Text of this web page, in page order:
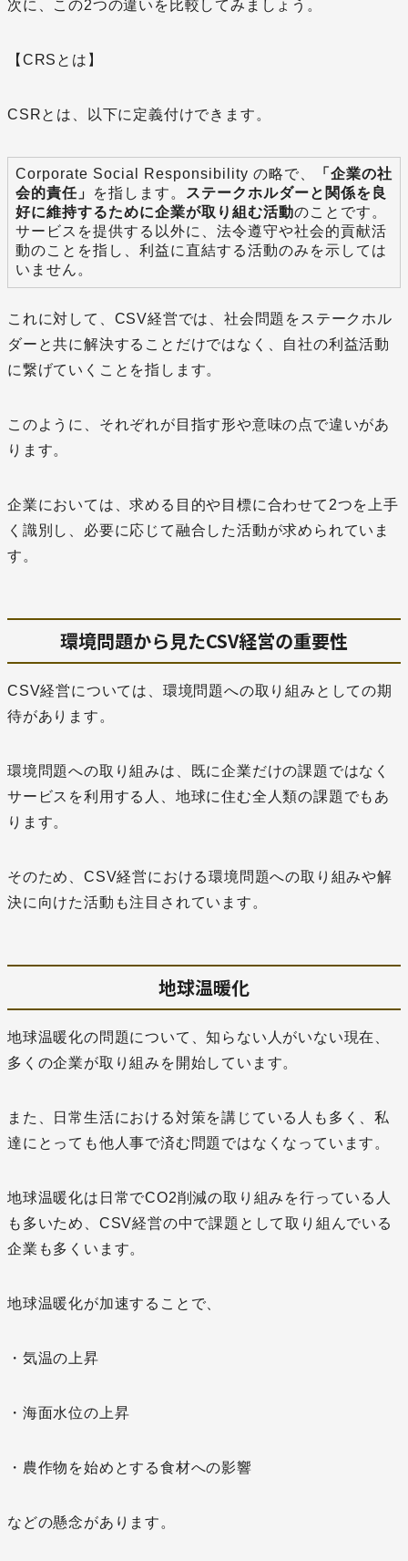
次に、この2つの違いを比較してみましょう。
【CRSとは】
CSRとは、以下に定義付けできます。
Corporate Social Responsibility の略で、
「企業の社
会的責任」
を指します。
ステークホルダーと関係を良
好に維持するために企業が取り組む活動のことです。
サービスを提供する以外に、法令遵守や社会的貢献活
動のことを指し、利益に直結する活動のみを示しては
いません。
これに対して、CSV経営では、社会問題をステークホル
ダーと共に解決することだけではなく、自社の利益活動
に繋げていくことを指します。
このように、それぞれが目指す形や意味の点で違いがあ
ります。
企業においては、求める目的や目標に合わせて2つを上手
く識別し、必要に応じて融合した活動が求められていま
す。
環境問題から見たCSV経営の重要性
CSV経営については、環境問題への取り組みとしての期
待があります。
環境問題への取り組みは、既に企業だけの課題ではなく
サービスを利用する人、地球に住む全人類の課題でもあ
ります。
そのため、CSV経営における環境問題への取り組みや解
決に向けた活動も注目されています。
地球温暖化
地球温暖化の問題について、知らない人がいない現在、
多くの企業が取り組みを開始しています。
また、日常生活における対策を講じている人も多く、私
達にとっても他人事で済む問題ではなくなっています。
地球温暖化は日常でCO2削減の取り組みを行っている人
も多いため、CSV経営の中で課題として取り組んでいる
企業も多くいます。
地球温暖化が加速することで、
・気温の上昇
・海面水位の上昇
・農作物を始めとする食材への影響
などの懸念があります。